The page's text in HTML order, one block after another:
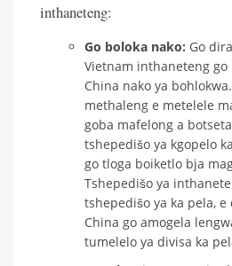
inthaneteng:
Go boloka nako: Go
Vietnam inthaneteng go
China nako ya
methaleng e metelele
goba mafelong a
tshepedišo ya kgopelo
go tloga boiketlo bja
Tshepedišo ya
tshepedišo ya ka pela,
China go amogela
tumelelo ya divisa ka